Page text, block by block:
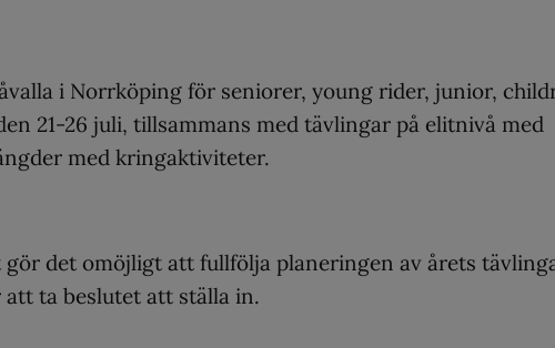
i Norrköping för seniorer, young rider, junior,
21-26 juli, tillsammans med tävlingar på elitnivå med
med kringaktiviteter.
det omöjligt att fullfölja planeringen av årets
ta beslutet att ställa in.